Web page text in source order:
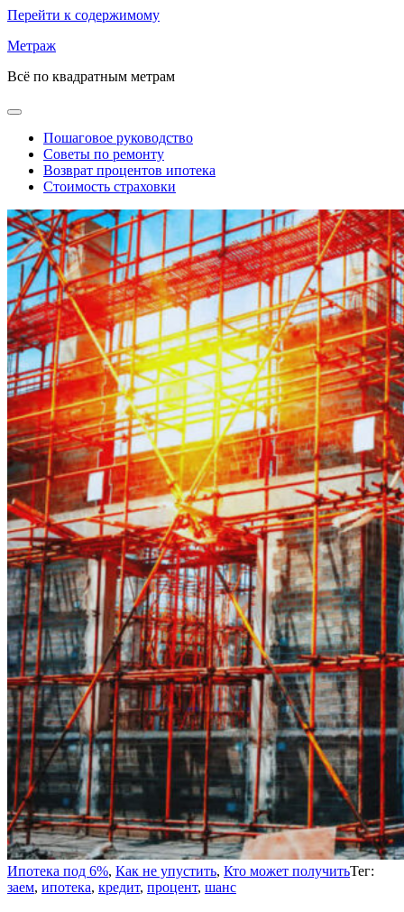
Перейти к содержимому
Метраж
Всё по квадратным метрам
Пошаговое руководство
Советы по ремонту
Возврат процентов ипотека
Стоимость страховки
Ипотека под 6%, Как не упустить, Кто может получитьТег:
заем, ипотека, кредит, процент, шанс